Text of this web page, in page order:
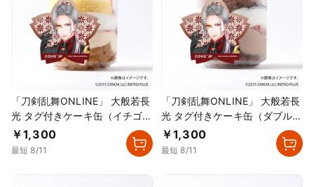
「刀剣乱舞ONLINE」 大般若長
光 タグ付きケーキ缶（イチゴカ
スタード）
￥1,300
最短 8/11
「刀剣乱舞ONLINE」 大般若長
光 タグ付きケーキ缶（ダブルチ
ョコレート）
￥1,300
最短 8/11